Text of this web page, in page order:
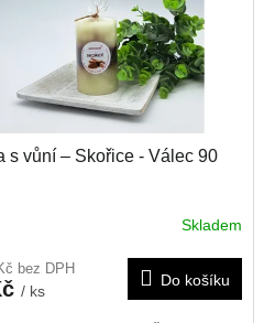
s vůní – Skořice - Válec 90
Skladem
bez DPH
/ ks
Do košíku